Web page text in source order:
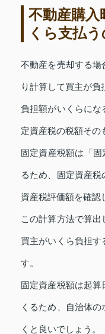
不動産購入
くら支払う
不動産を売却する場
り計算して買主が負
負担額がいくらにな
定資産税の税額その
固定資産税額は「
るため、固定資産
資産税評価額を確認
この計算方法で算出
買主がいくら負担
す。
固定資産税額は起
くるため、自治体
くと良いでしょう。